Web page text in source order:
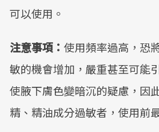
可以使用。
注意事項： 使用頻率過高，恐
敏的機會增加，嚴重甚至可能
使腋下膚色變暗沉的疑慮，因
精、精油成分過敏者，使用前